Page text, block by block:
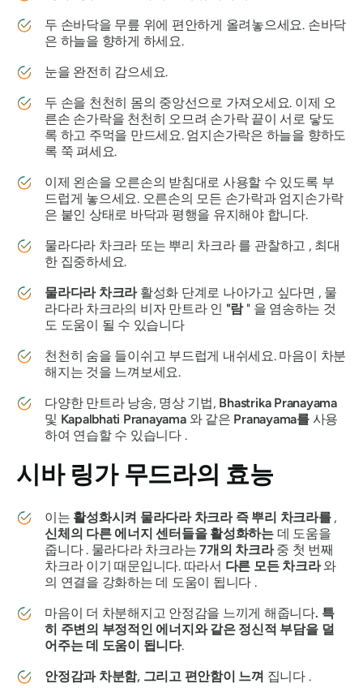
두 손바닥을 무릎 위에 편안하게 올려놓으세요. 손바닥
은 하늘을 향하게 하세요.
눈을 완전히 감으세요.
두 손을 천천히 몸의 중앙선으로 가져오세요. 이제 오
른손 손가락을 천천히 오므려 손가락 끝이 서로 닿도
록 하고 주먹을 만드세요. 엄지손가락은 하늘을 향하도
록 쭉 펴세요.
이제 왼손을 오른손의 받침대로 사용할 수 있도록 부
드럽게 놓으세요. 오른손의 모든 손가락과 엄지손가락
은 붙인 상태로 바닥과 평행을 유지해야 합니다.
물라다라 차크라 또는 뿌리 차크라를 관찰하고 , 최대
한 집중하세요.
물라다라 차크라활성화 단계로 나아가고 싶다면 , 물
라다라 차크라의 비자 만트라인 "람 "을 염송하는 것
도 도움이 될 수 있습니다
천천히 숨을 들이쉬고 부드럽게 내쉬세요. 마음이 차분
해지는 것을 느껴보세요.
다양한 만트라낭송, 명상 기법, Bhastrika Pranayama
및 Kapalbhati Pranayama와 같은 Pranayama를사용
하여 연습할 수 있습니다 .
시바 링가 무드라의 효능
이는 활성화시켜 물라다라 차크라즉 뿌리 차크라를 ,
신체의 다른 에너지 센터들을 활성화하는데 도움을
줍니다 . 물라다라 차크라는7개의 차크라중 첫 번째
차크라이기 때문입니다. 따라서 다른 모든 차크라와
의 연결을 강화하는 데 도움이 됩니다 .
마음이 더 차분해지고 안정감을 느끼게 해줍니다. 특
히 주변의 부정적인 에너지와 같은 정신적 부담을 덜
어주는 데 도움이 됩니다.
안정감과 차분함, 그리고 편안함이 느껴 집니다 .